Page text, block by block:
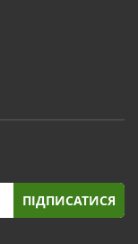
ПІДПИСАТИСЯ